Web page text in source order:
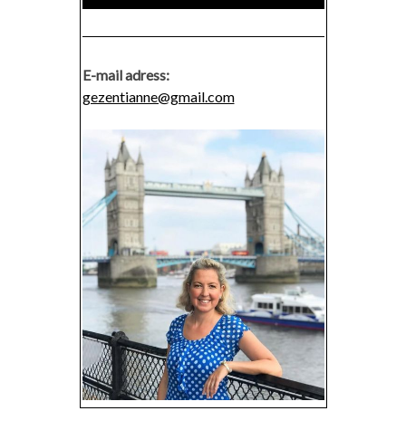
E-mail adress:
gezentianne@gmail.com